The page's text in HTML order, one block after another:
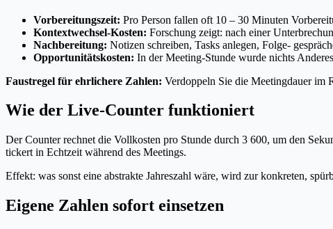
Vorbereitungszeit: Pro Person fallen oft 10 – 30 Minuten
Kontextwechsel-Kosten: Forschung zeigt: nach einer
Nachbereitung: Notizen schreiben, Tasks anlegen, Folge-
Opportunitätskosten: In der Meeting-Stunde wurde nichts
Faustregel für ehrlichere Zahlen: Verdoppeln Sie die Meetingdauer im
Wie der Live-Counter funktioniert
Der Counter rechnet die Vollkosten pro Stunde durch 3 600, um den
tickert in Echtzeit während des Meetings.
Effekt: was sonst eine abstrakte Jahreszahl wäre, wird zur konkreten,
Eigene Zahlen sofort einsetzen